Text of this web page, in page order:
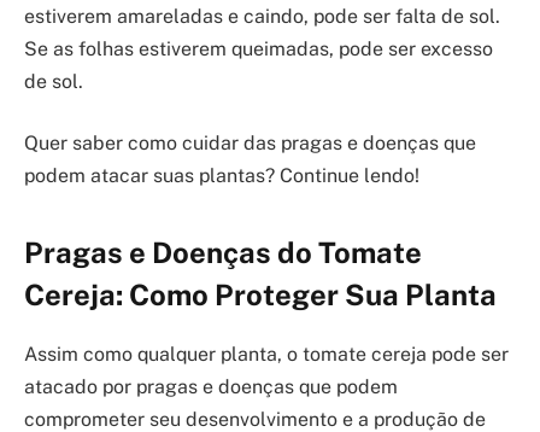
estiverem amareladas e caindo, pode ser falta de sol.
Se as folhas estiverem queimadas, pode ser excesso
de sol.
Quer saber como cuidar das pragas e doenças que
podem atacar suas plantas? Continue lendo!
Pragas e Doenças do Tomate
Cereja: Como Proteger Sua Planta
Assim como qualquer planta, o tomate cereja pode ser
atacado por pragas e doenças que podem
comprometer seu desenvolvimento e a produção de